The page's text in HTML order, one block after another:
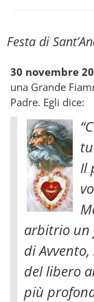
Festa di
30 novembre
una Grande
Padre. Egli dice:
Il
arbitrio un
di
del libero
più